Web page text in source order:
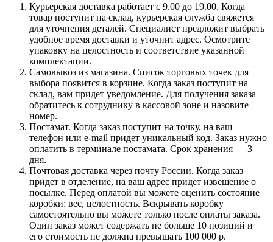
Курьерская доставка работает с 9.00 до 19.00. Когда
товар поступит на склад, курьерская служба свяжется
для уточнения деталей. Специалист предложит выбрать
удобное время доставки и уточнит адрес. Осмотрите
упаковку на целостность и соответствие указанной
комплектации.
Самовывоз из магазина. Список торговых точек для
выбора появится в корзине. Когда заказ поступит на
склад, вам придет уведомление. Для получения заказа
обратитесь к сотруднику в кассовой зоне и назовите
номер.
Постамат. Когда заказ поступит на точку, на ваш
телефон или e-mail придет уникальный код. Заказ нужно
оплатить в терминале постамата. Срок хранения — 3
дня.
Почтовая доставка через почту России. Когда заказ
придет в отделение, на ваш адрес придет извещение о
посылке. Перед оплатой вы можете оценить состояние
коробки: вес, целостность. Вскрывать коробку
самостоятельно вы можете только после оплаты заказа.
Один заказ может содержать не больше 10 позиций и
его стоимость не должна превышать 100 000 р.